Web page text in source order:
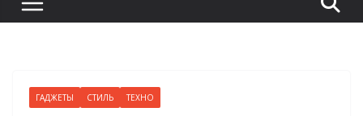
ГАДЖЕТЫ СТИЛЬ ТЕХНО